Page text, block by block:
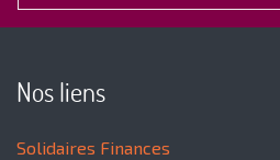
Nos liens
Solidaires Finances